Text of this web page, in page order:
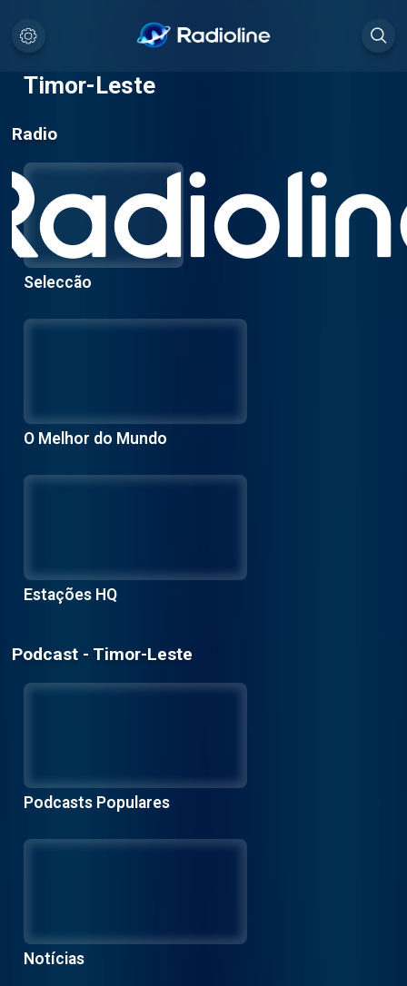
Timor-Leste
Radio
Seleccão
O Melhor do Mundo
Estações HQ
Podcast - Timor-Leste
Podcasts Populares
Notícias